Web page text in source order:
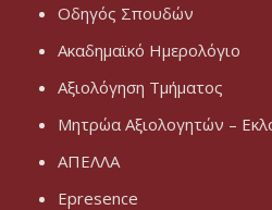
Οδηγός Σπουδών
Ακαδημαϊκό Ημερολόγιο
Αξιολόγηση Τμήματος
Μητρώα Αξιολογητών –
ΑΠΕΛΛΑ
Epresence